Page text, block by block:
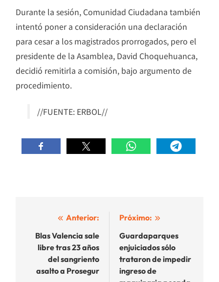
Durante la sesión, Comunidad Ciudadana también
intentó poner a consideración una declaración
para cesar a los magistrados prorrogados, pero el
presidente de la Asamblea, David Choquehuanca,
decidió remitirla a comisión, bajo argumento de
procedimiento.
//FUENTE: ERBOL//
Navegación
de
entradas
Anterior:
Blas Valencia sale
libre tras 23 años
del sangriento
asalto a Prosegur
Próximo:
Guardaparques
enjuiciados sólo
trataron de impedir
ingreso de